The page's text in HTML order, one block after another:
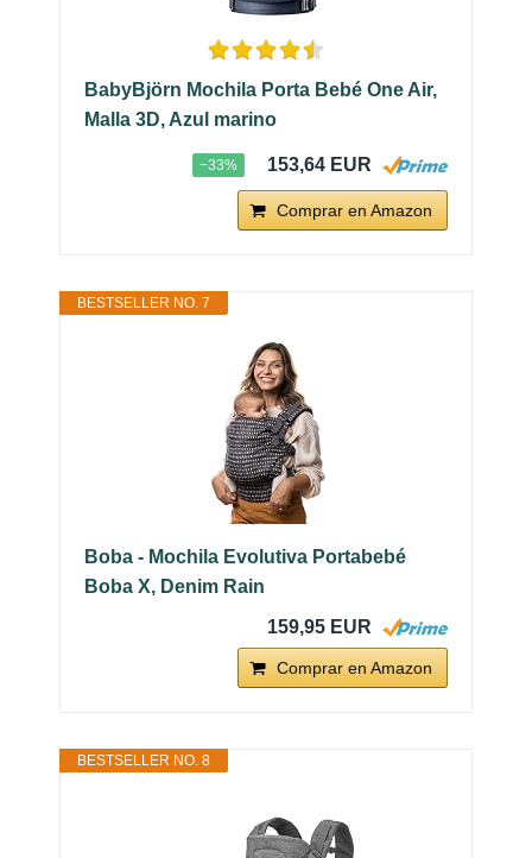
BabyBjörn Mochila Porta Bebé One Air,
Malla 3D, Azul marino
−33% 153,64 EUR
Comprar en Amazon
BESTSELLER NO. 7
Boba - Mochila Evolutiva Portabebé
Boba X, Denim Rain
159,95 EUR
Comprar en Amazon
BESTSELLER NO. 8